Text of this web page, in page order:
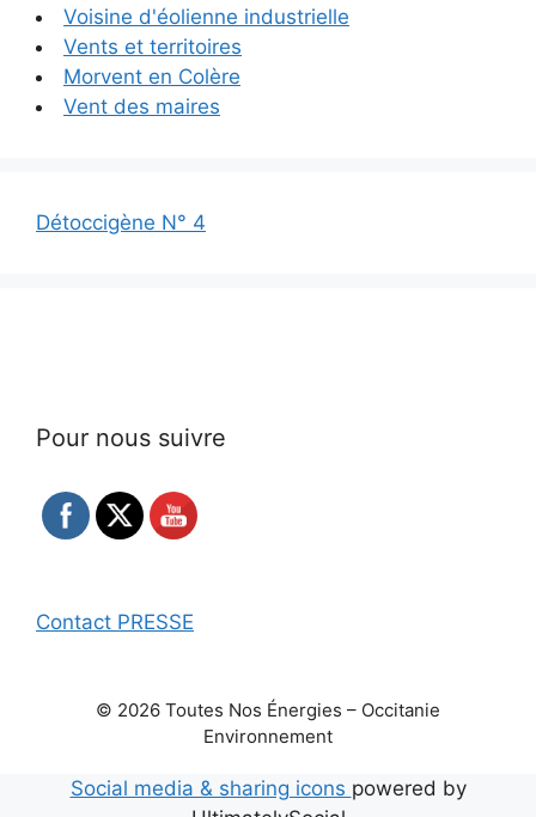
Voisine d'éolienne industrielle
Vents et territoires
Morvent en Colère
Vent des maires
Détoccigène N° 4
Pour nous suivre
Contact PRESSE
© 2026 Toutes Nos Énergies – Occitanie
Environnement
Social media & sharing icons powered by